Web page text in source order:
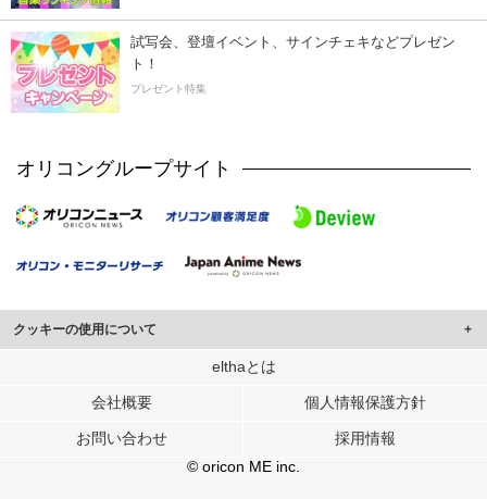
試写会、登壇イベント、サインチェキなどプレゼン
ト！
プレゼント特集
オリコングループサイト
クッキーの使用について
このサイトでは Cookie を使用して、ユーザーに合わせたコンテンツや広告の
行っています。
メディアや広告配信、データ解析の各パートナーに提供しています。
ユーザーが各パートナーのサービスを使用したときに収集した他の情報を組み
elthaとは
会社概要 個人情報保護方針
お問い合わせ
採用情報
© oricon ME inc.